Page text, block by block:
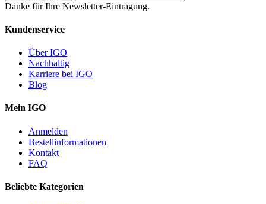
Danke für Ihre Newsletter-Eintragung.
Kundenservice
Über IGO
Nachhaltig
Karriere bei IGO
Blog
Mein IGO
Anmelden
Bestellinformationen
Kontakt
FAQ
Beliebte Kategorien